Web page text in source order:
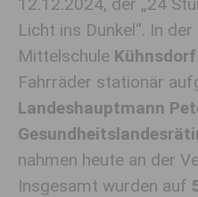
Licht ins Dunkel“. In
Mittelschule Kühnsdorf
Fahrräder stationär
Landeshauptmann
nahmen heute an der
Insgesamt wurden auf